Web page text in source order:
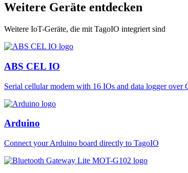
Weitere Geräte entdecken
Weitere IoT-Geräte, die mit TagoIO integriert sind
ABS CEL IO
Serial cellular modem with 16 IOs and data logger over
Arduino
Connect your Arduino board directly to TagoIO